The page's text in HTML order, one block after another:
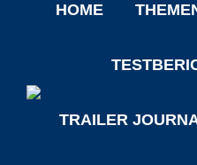
HOME
TRAILER